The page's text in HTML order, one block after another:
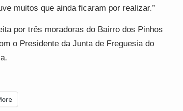
muitos que ainda ficaram por realizar.”
por três moradoras do Bairro dos Pinhos
o Presidente da Junta de Freguesia do